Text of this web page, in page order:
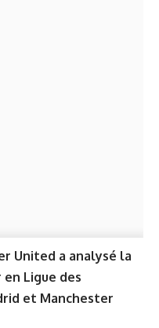
United a analysé la
Ligue des
et Manchester